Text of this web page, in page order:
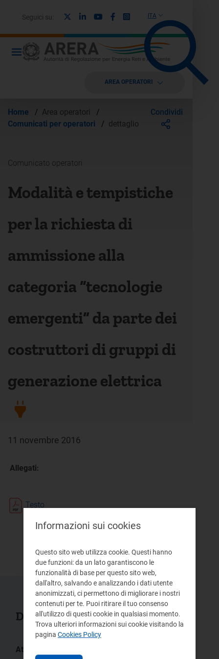
ITA
Seguici su: LinkedinYoutubeFacebook
Instagram
AREA OPERATORI
Home / Area operatori
/
Comunicati per operatori
/ dettaglio
Condividi
Comunicato operatori
Modalità e tempistiche
per la richiesta di
ammissione alla
categoria “tecnologie
emergenti” da parte dei
costruttori di gruppi di
generazione elettrica
11 novembre 2016
Allegati:
Testo
Documenti collegati
Atti:
Informazioni sui cookies
Questo sito web utilizza cookie. Questi hanno
due funzioni: da un lato garantiscono le
funzionalità di base per questo sito web,
dall'altro, salvando e analizzando i dati utente
anonimizzati, ci permettono di migliorare i nostri
contenuti per te. Puoi ritirare il tuo consenso
all'utilizzo di questi cookie in qualsiasi momento.
Trova ulteriori informazioni sui cookie visitando la
pagina Cookies Policy